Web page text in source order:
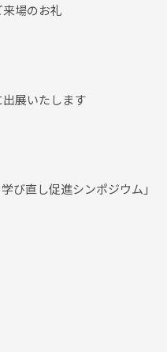
来場のお礼
出展いたします
び直し促進シンポジウム」